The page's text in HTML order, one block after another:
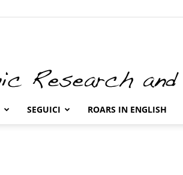
SEGUICI ROARS IN ENGLISH